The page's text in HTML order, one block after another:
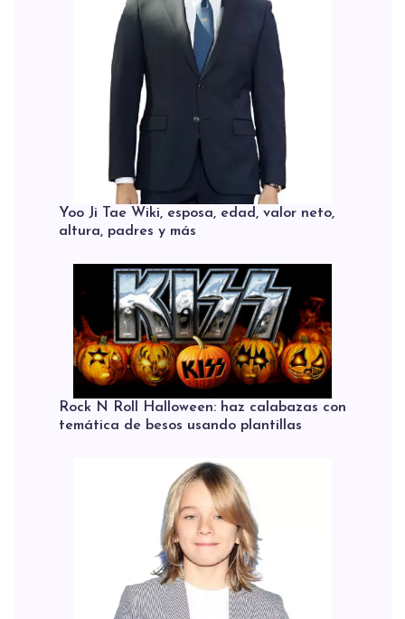
Yoo Ji Tae Wiki, esposa, edad, valor neto,
altura, padres y más
Rock N Roll Halloween: haz calabazas con
temática de besos usando plantillas